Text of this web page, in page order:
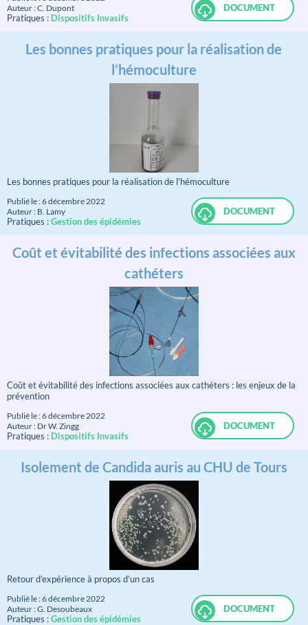
Auteur : C. Dupont
Pratiques : Dispositifs Invasifs
DOCUMENT
Les bonnes pratiques pour la réalisation de
l’hémoculture
Les bonnes pratiques pour la réalisation de l’hémoculture
Publié le : 6 décembre 2022
Auteur : B. Lamy
Pratiques :Gestion des épidémies
DOCUMENT
Coût et évitabilité des infections associées aux
cathéters
Coût et évitabilité des infections associées aux cathéters : les enjeux de la
prévention
Publié le : 6 décembre 2022
Auteur : Dr W. Zingg
Pratiques : Dispositifs Invasifs
DOCUMENT
Isolement de Candida auris au CHU de Tours
Retour d’expérience à propos d’un cas
Publié le : 6 décembre 2022
Auteur : G. Desoubeaux
Pratiques :Gestion des épidémies
DOCUMENT